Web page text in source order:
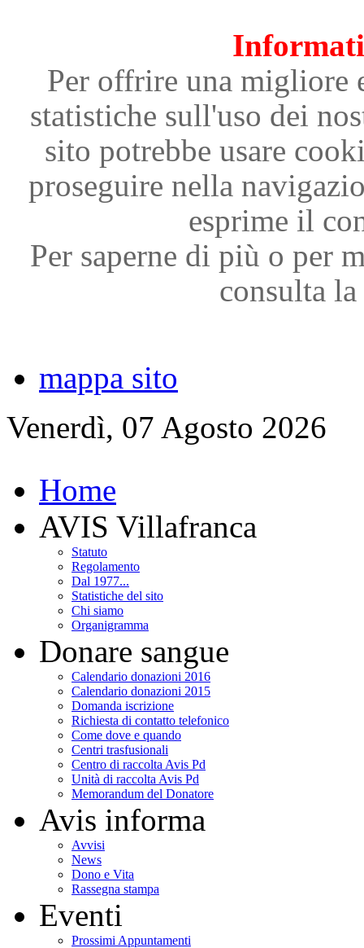
Per offrire una migliore
statistiche sull'uso dei
sito potrebbe usare
proseguire nella
esprime il
Per saperne di più o per
consulta
mappa sito
Venerdì, 07 Agosto 2026
Home
AVIS Villafranca
Statuto
Regolamento
Dal 1977...
Statistiche del sito
Chi siamo
Organigramma
Donare sangue
Calendario donazioni 2016
Calendario donazioni 2015
Domanda iscrizione
Richiesta di contatto telefonico
Come dove e quando
Centri trasfusionali
Centro di raccolta Avis Pd
Unità di raccolta Avis Pd
Memorandum del Donatore
Avis informa
Avvisi
News
Dono e Vita
Rassegna stampa
Eventi
Prossimi Appuntamenti